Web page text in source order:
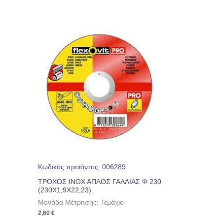
Κωδικός προϊόντος: 006289
ΤΡΟΧΟΣ ΙΝΟΧ ΑΠΛΟΣ ΓΑΛΛΙΑΣ Φ 230
(230Χ1,9Χ22,23)
Μονάδα Μέτρησης: Τεμάχιο
2,60€